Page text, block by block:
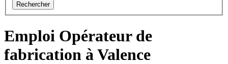
Rechercher
Emploi Opérateur de
fabrication à Valence